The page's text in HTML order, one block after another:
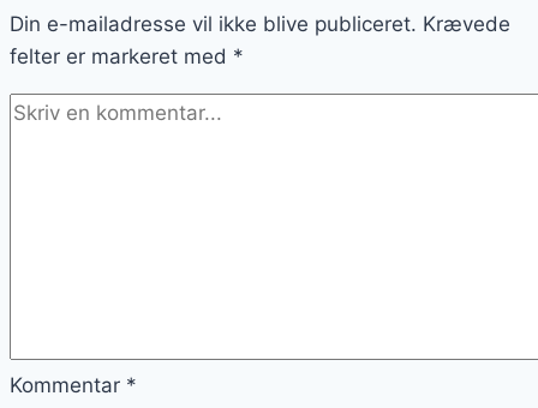
krydderier
Din e-mailadresse vil ikke blive publiceret. Krævede
felter er markeret med *
Kommentar *